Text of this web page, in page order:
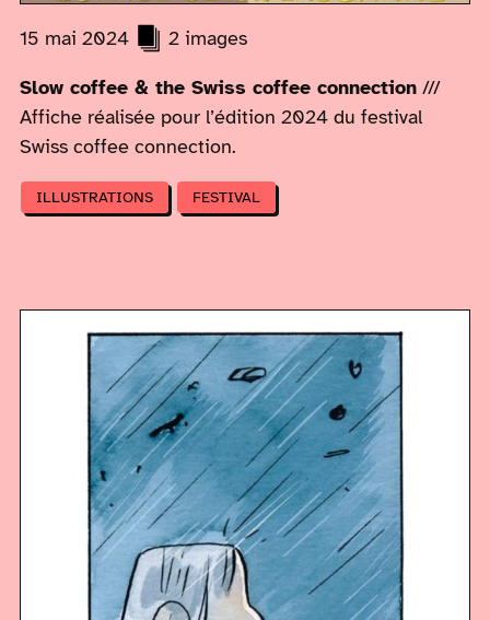
15 mai 2024 2 images
Slow coffee & the Swiss coffee connection ///
Affiche réalisée pour l’édition 2024 du festival
Swiss coffee connection.
ILLUSTRATIONS FESTIVAL